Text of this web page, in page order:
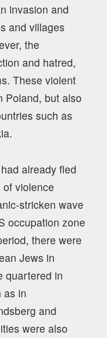
invasion and
and villages
the
and hatred,
These violent
Poland, but also
such as
already fled
violence
stricken wave
occupation zone
there were
Jews in
quartered in
as in
and
were also